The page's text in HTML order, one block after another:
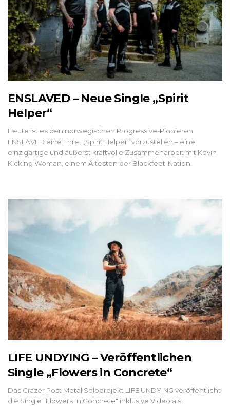
ENSLAVED – Neue Single „Spirit
Helper“
Heute ist es den norwegischen Progressive-Pionieren
ENSLAVED eine Ehre, „Spirit Helper“ vorzustellen – eine
einzigartige und äußerst kraftvolle Zusammenarbeit mit Kevin
Kicking Woman, einem Ältesten der Blackfeet-Nation.
LIFE UNDYING – Veröffentlichen
Single „Flowers in Concrete“
Das Grazer Post Metal Soloprojekt LIFE UNDYING veröffentlicht
die Single "Flowers In Concrete" inklusive Video als